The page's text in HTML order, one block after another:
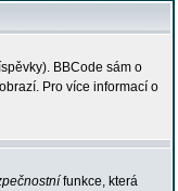
BBCode sám o
Pro více informací o
funkce, která